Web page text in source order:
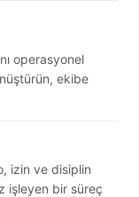
operasyonel
ekibe
izin ve disiplin
işleyen bir süreç